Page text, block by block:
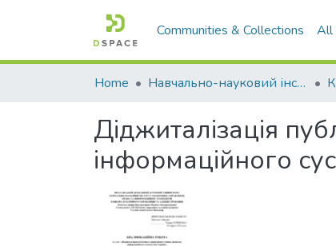
Communities & Collections All
Home Навчально-науковий інститут економіки, управління, права та інформаційних технологій
Діджиталізація
інформаційного